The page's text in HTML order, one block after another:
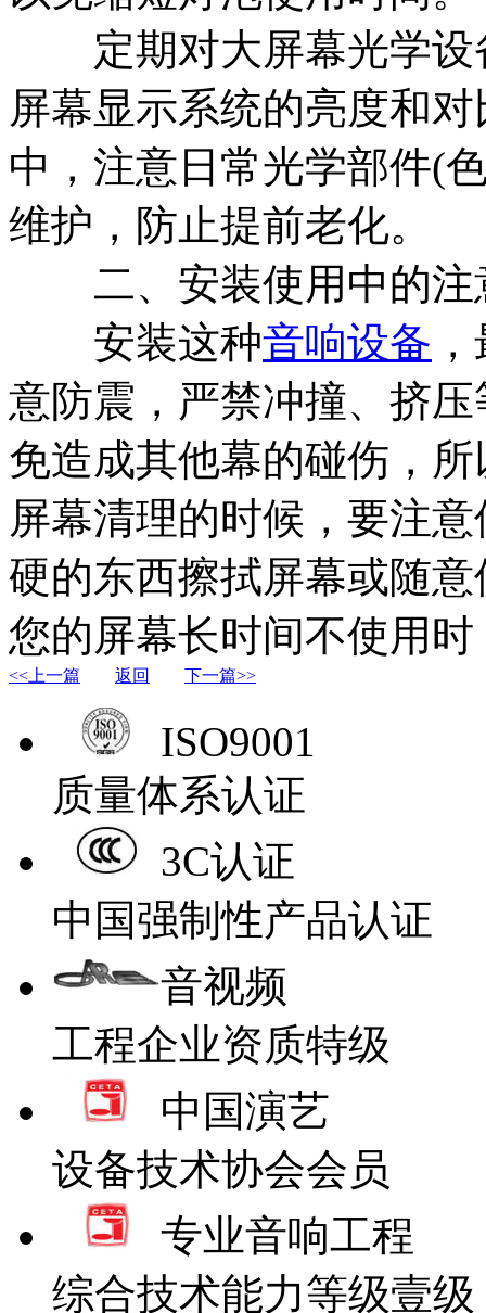
定期对大屏幕光学设
屏幕显示系统的亮度和
中，注意日常光学部件(
维护，防止提前老化。
二、安装使用中的注
安装这种音响设备
意防震，严禁冲撞、挤
免造成其他幕的碰伤，
屏幕清理的时候，要注
硬的东西擦拭屏幕或随
您的屏幕长时间不使用
<<上一篇 返回 下一篇>>
ISO9001
质量体系认证
3C认证
中国强制性产品认证
音视频
工程企业资质特级
中国演艺
设备技术协会会员
专业音响工程
综合技术能力等级壹级